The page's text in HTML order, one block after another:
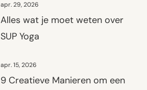
apr. 29, 2026
Alles wat je moet weten over
SUP Yoga
apr. 15, 2026
9 Creatieve Manieren om een